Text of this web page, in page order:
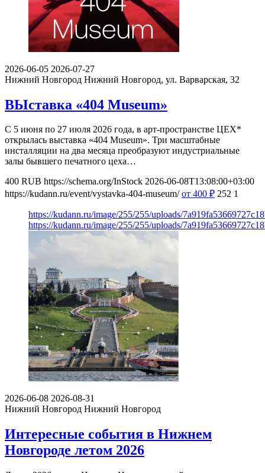
2026-06-05 2026-07-27
Нижний Новгород Нижний Новгород, ул. Варварская, 32
ВЫставка «404 Museum»
С 5 июня по 27 июля 2026 года, в арт-пространстве ЦЕХ*
открылась выставка «404 Museum». Три масштабные
инсталляции на два месяца преобразуют индустриальные
залы бывшего печатного цеха…
400 RUB https://schema.org/InStock 2026-06-08T13:08:00+03:00
https://kudann.ru/event/vystavka-404-museum/ от 400 ₽ 252 1
https://kudann.ru/image/255/255/uploads/
https://kudann.ru/image/255/255/uploads/
2026-06-08 2026-08-31
Нижний Новгород Нижний Новгород
Интересные события в Нижнем
Новгороде летом 2026